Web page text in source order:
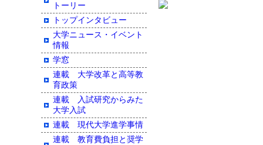
トーリー
トップインタビュー
大学ニュース・イベント
情報
学窓
連載 大学改革と高等教
育政策
連載 入試研究からみた
大学入試
連載 現代大学進学事情
連載 教育費負担と奨学